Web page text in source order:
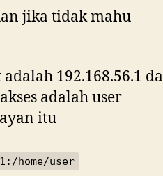
jika tidak mahu
192.168.56.1
adalah user
itu
home/user